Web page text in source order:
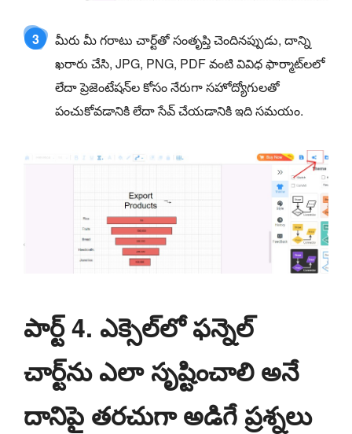
3
మీరు మీ గరాటు చార్ట్‌తో సంతృప్తి చెందినప్పుడు, దాన్ని
ఖరారు చేసి, JPG, PNG, PDF వంటి వివిధ ఫార్మాట్‌లలో
లేదా ప్రెజెంటేషన్‌ల కోసం నేరుగా సహోద్యోగులతో
పంచుకోవడానికి లేదా సేవ్ చేయడానికి ఇది సమయం.
పార్ట్ 4. ఎక్సెల్‌లో ఫన్నెల్
చార్ట్‌ను ఎలా సృష్టించాలి అనే
దానిపై తరచుగా అడిగే ప్రశ్నలు